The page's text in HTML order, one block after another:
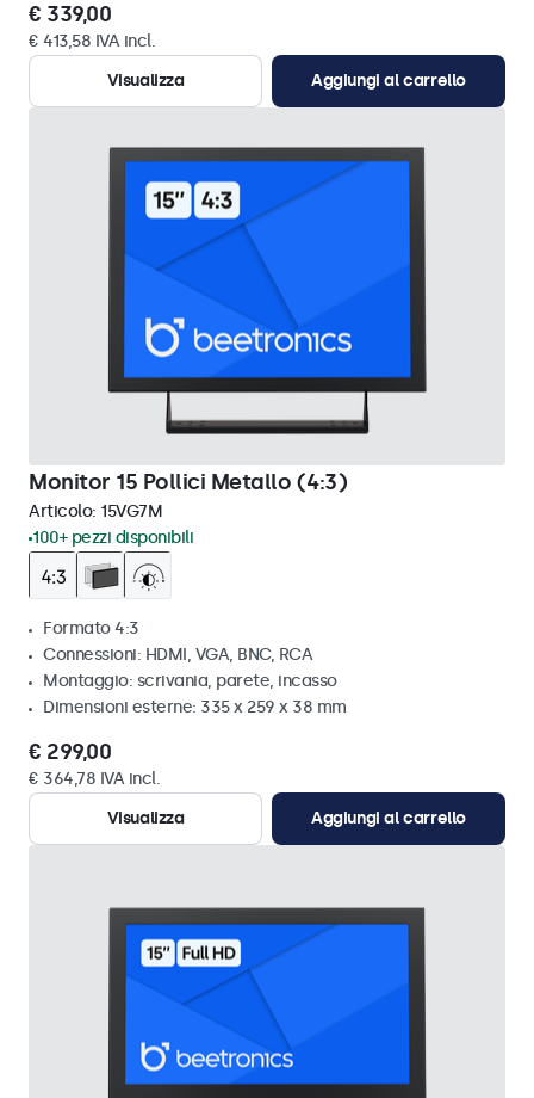
€ 339,00
€ 413,58 IVA incl.
Visualizza
Aggiungi al carrello
Monitor 15 Pollici Metallo (4:3)
Articolo: 15VG7M
100+ pezzi disponibili
Formato 4:3
Connessioni: HDMI, VGA, BNC, RCA
Montaggio: scrivania, parete, incasso
Dimensioni esterne: 335 x 259 x 38 mm
€ 299,00
€ 364,78 IVA incl.
Visualizza
Aggiungi al carrello